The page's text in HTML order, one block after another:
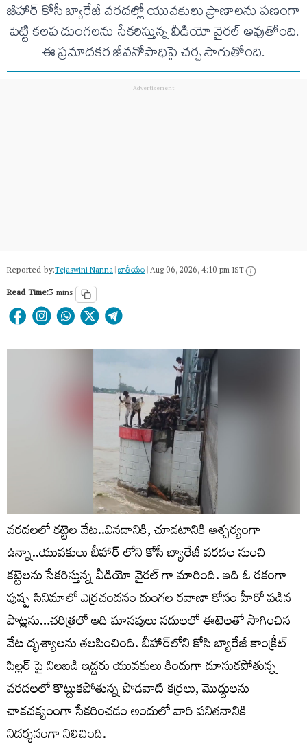
బీహార్ కోసీ బ్యారేజీ వరదల్లో యువకులు ప్రాణాలను పణంగా
పెట్టి కలప దుంగలను సేకరిస్తున్న వీడియో వైరల్ అవుతోంది.
ఈ ప్రమాదకర జీవనోపాధిపై చర్చ సాగుతోంది.
Reported by:Tejaswini Nanna|జాతీయం|Aug 06, 2026, 4:10 pm IST
Read Time:3 mins
వరదలలో కట్టెల వేట..వినడానికి, చూడటానికి ఆశ్చర్యంగా
ఉన్నా..యువకులు బీహార్ లోని కోసీ బ్యారేజీ వరదల నుంచి
కట్టెలను సేకరిస్తున్న వీడియో వైరల్ గా మారింది. ఇది ఓ రకంగా
పుష్ప సినిమాలో ఎర్రచందనం దుంగల రవాణా కోసం హీరో పడిన
పాట్లను…చరిత్రలో ఆది మానవులు నదులలో ఈటెలతో సాగించిన
వేట దృశ్యాలను తలపించింది. బీహార్‌లోని కోసి బ్యారేజీ కాంక్రీట్
పిల్లర్ పై నిలబడి ఇద్దరు యువకులు కిందుగా దూసుకపోతున్న
వరదలలో కొట్టుకపోతున్న పొడవాటి కర్రలు, మొద్దులను
చాకచక్యంంగా సేకరించడం అందులో వారి పనితనానికి
నిదర్శనంగా నిలిచింది.